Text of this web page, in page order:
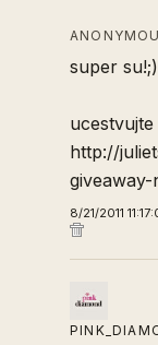
super su!;)
ucestvujte
http://
giveaway-
8/21/2011